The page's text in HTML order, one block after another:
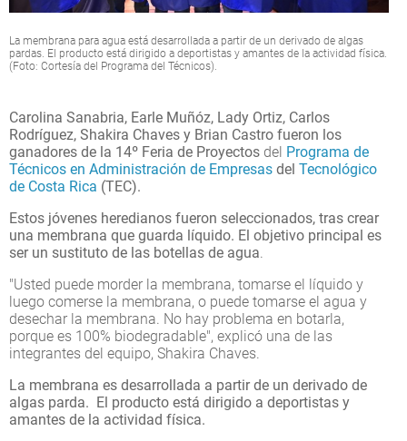
La membrana para agua está desarrollada a partir de un derivado de algas
pardas. El producto está dirigido a deportistas y amantes de la actividad física.
(Foto: Cortesía del Programa del Técnicos).
Carolina Sanabria, Earle Muñóz, Lady Ortiz, Carlos
Rodríguez, Shakira Chaves y Brian Castro fueron los
ganadores de la 14º Feria de Proyectos del Programa de
Técnicos en Administración de Empresas del Tecnológico
de Costa Rica (TEC).
Estos jóvenes heredianos fueron seleccionados, tras crear
una membrana que guarda líquido. El objetivo principal es
ser un sustituto de las botellas de agua.
"Usted puede morder la membrana, tomarse el líquido y
luego comerse la membrana, o puede tomarse el agua y
desechar la membrana. No hay problema en botarla,
porque es 100% biodegradable", explicó una de las
integrantes del equipo, Shakira Chaves.
La membrana es desarrollada a partir de un derivado de
algas parda. El producto está dirigido a deportistas y
amantes de la actividad física.